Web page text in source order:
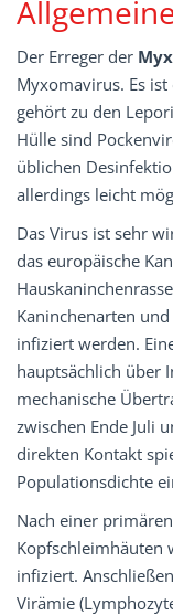
Der Erreger der
Myxomavirus. Es
gehört zu den
Hülle sind
üblichen
allerdings leicht
Das Virus ist sehr
das europäische
Kaninchenarten
infiziert werden.
hauptsächlich über
mechanische
zwischen Ende Juli
direkten Kontakt
Populationsdichte
Nach einer
Kopfschleimhäuten
infiziert.
Virämie